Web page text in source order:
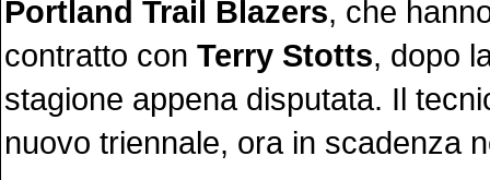
Portland Trail Blazers, che
contratto con Terry Stotts, dopo
stagione appena disputata. Il
nuovo triennale, ora in scadenza